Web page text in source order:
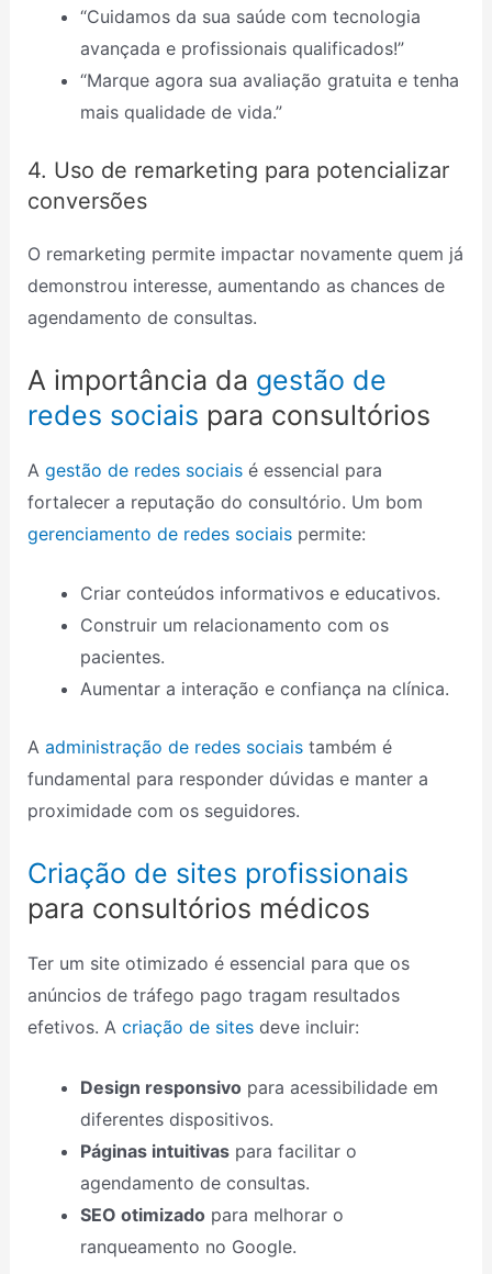
“Cuidamos da sua saúde com tecnologia
avançada e profissionais qualificados!”
“Marque agora sua avaliação gratuita e tenha
mais qualidade de vida.”
4. Uso de remarketing para potencializar
conversões
O remarketing permite impactar novamente quem já
demonstrou interesse, aumentando as chances de
agendamento de consultas.
A importância da gestão de
redes sociais para consultórios
A gestão de redes sociaisé essencial para
fortalecer a reputação do consultório. Um bom
gerenciamento de redes sociaispermite:
Criar conteúdos informativos e educativos.
Construir um relacionamento com os
pacientes.
Aumentar a interação e confiança na clínica.
A administração de redes sociaistambém é
fundamental para responder dúvidas e manter a
proximidade com os seguidores.
Criação de sites profissionais
para consultórios médicos
Ter um site otimizado é essencial para que os
anúncios de tráfego pago tragam resultados
efetivos. A criação de sitesdeve incluir:
Design responsivopara acessibilidade em
diferentes dispositivos.
Páginas intuitivaspara facilitar o
agendamento de consultas.
SEO otimizadopara melhorar o
ranqueamento no Google.